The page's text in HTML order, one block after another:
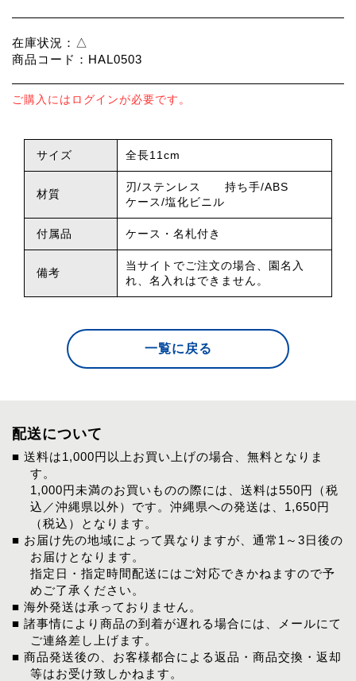
在庫状況：△
商品コード：HAL0503
ご購入にはログインが必要です。
サイズ 全長11cm
材質
刃/ステンレス 持ち手/ABS
ケース/塩化ビニル
付属品 ケース・名札付き
備考
当サイトでご注文の場合、園名入
れ、名入れはできません。
一覧に戻る
配送について
■ 送料は1,000円以上お買い上げの場合、無料となりま
す。
1,000円未満のお買いものの際には、送料は550円（税
込／沖縄県以外）です。沖縄県への発送は、1,650円
（税込）となります。
■ お届け先の地域によって異なりますが、通常1～3日後の
お届けとなります。
指定日・指定時間配送にはご対応できかねますので予
めご了承ください。
■ 海外発送は承っておりません。
■ 諸事情により商品の到着が遅れる場合には、メールにて
ご連絡差し上げます。
■ 商品発送後の、お客様都合による返品・商品交換・返却
等はお受け致しかねます。